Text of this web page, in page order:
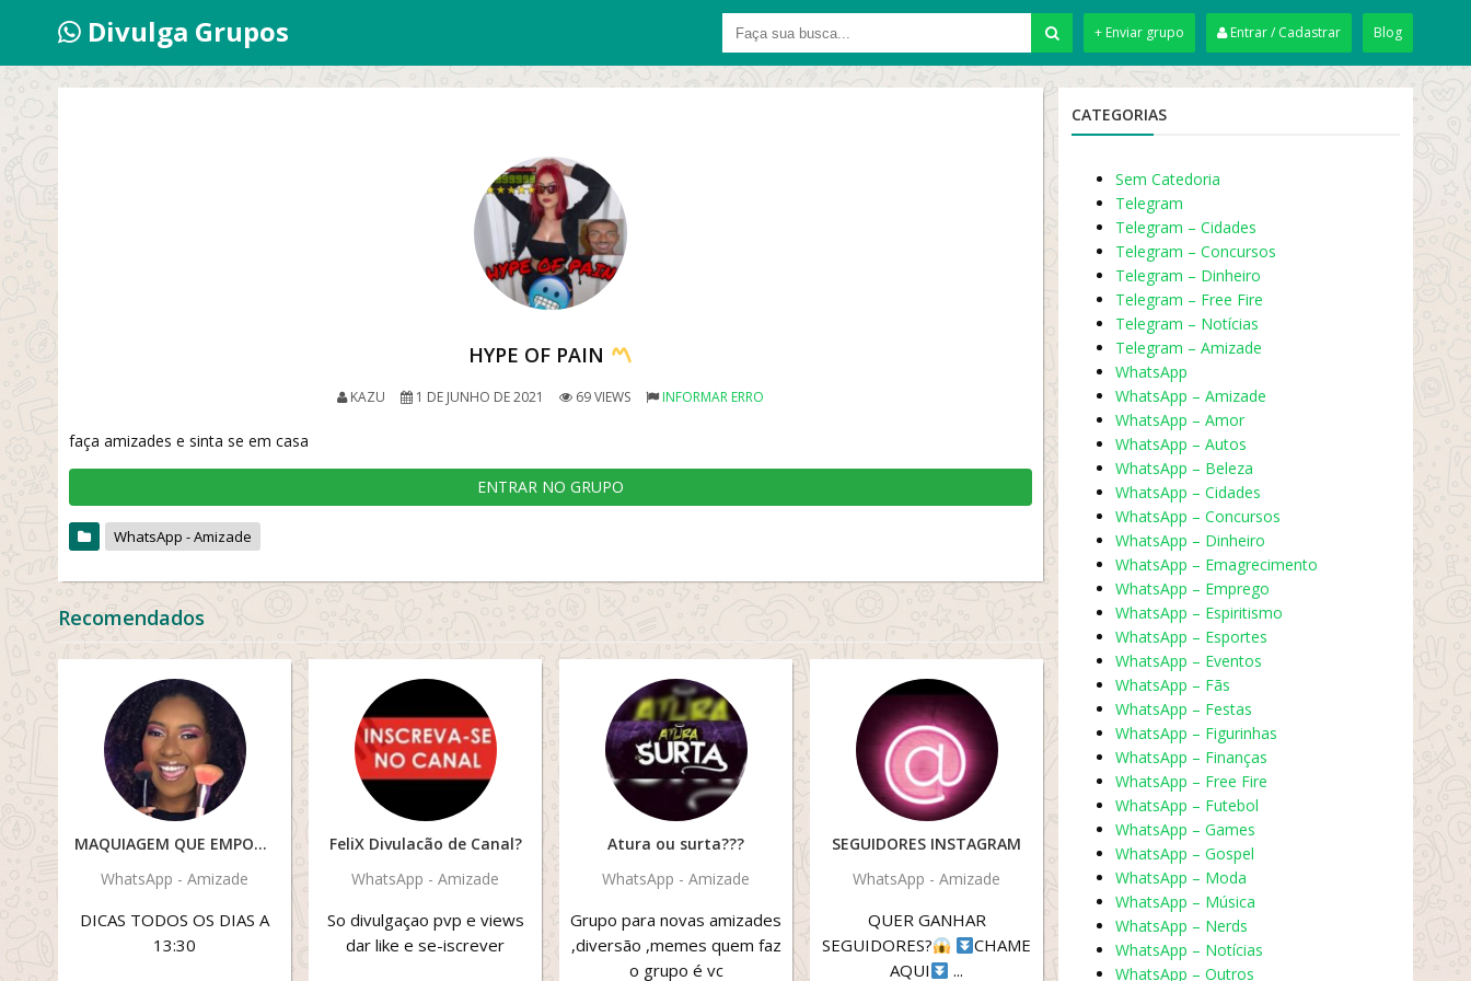
Divulga Grupos Blog
Entrar / Cadastrar
+ Enviar grupo
HYPE OF PAIN
KAZU 1 DE JUNHO DE 2021 69 VIEWS INFORMAR ERRO
faça amizades e sinta se em casa
ENTRAR NO GRUPO
WhatsApp - Amizade
Recomendados
MAQUIAGEM QUE EMPODERA
WhatsApp - Amizade
DICAS TODOS OS DIAS A
13:30
FeliX Divulacão de Canal?
WhatsApp - Amizade
So divulgaçao pvp e views
dar like e se-iscrever
Atura ou surta???
WhatsApp - Amizade
Grupo para novas amizades
,diversão ,memes quem faz
o grupo é vc
SEGUIDORES INSTAGRAM
WhatsApp - Amizade
QUER GANHAR
SEGUIDORES?
CHAME
AQUI
...
CATEGORIAS
Sem Catedoria
Telegram
Telegram – Cidades
Telegram – Concursos
Telegram – Dinheiro
Telegram – Free Fire
Telegram – Notícias
Telegram – Amizade
WhatsApp
WhatsApp – Amizade
WhatsApp – Amor
WhatsApp – Autos
WhatsApp – Beleza
WhatsApp – Cidades
WhatsApp – Concursos
WhatsApp – Dinheiro
WhatsApp – Emagrecimento
WhatsApp – Emprego
WhatsApp – Espiritismo
WhatsApp – Esportes
WhatsApp – Eventos
WhatsApp – Fãs
WhatsApp – Festas
WhatsApp – Figurinhas
WhatsApp – Finanças
WhatsApp – Free Fire
WhatsApp – Futebol
WhatsApp – Games
WhatsApp – Gospel
WhatsApp – Moda
WhatsApp – Música
WhatsApp – Nerds
WhatsApp – Notícias
WhatsApp – Outros